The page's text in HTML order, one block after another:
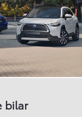
bilar